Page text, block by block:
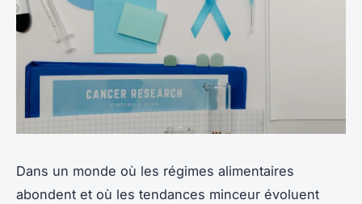
Dans un monde où les régimes alimentaires
abondent et où les tendances minceur évoluent